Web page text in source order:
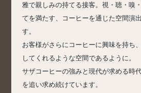
雅で親しみの持てる接客。視・聴・嗅
てを満たす、コーヒーを通じた空間演
す。
お客様がさらにコーヒーに興味を持ち
してくれるような空間であるように。
サザコーヒーの強みと現代が求める時
を追い求め続けています。